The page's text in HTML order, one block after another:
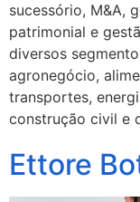
sucessório, M&A,
patrimonial e
diversos
agronegócio,
transportes,
construção civil e
Ettore